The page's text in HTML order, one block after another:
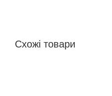
Схожі товари